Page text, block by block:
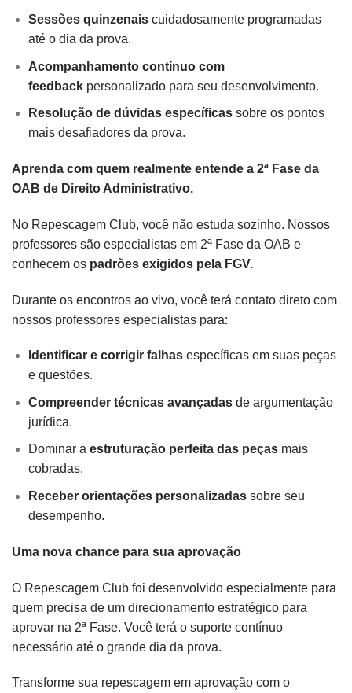
Sessões quinzenaiscuidadosamente programadas
até o dia da prova.
Acompanhamento contínuo com
feedbackpersonalizado para seu desenvolvimento.
Resolução de dúvidas específicassobre os pontos
mais desafiadores da prova.
Aprenda com quem realmente entende a 2ª Fase da
OAB de Direito Administrativo.
No Repescagem Club, você não estuda sozinho. Nossos
professores são especialistas em 2ª Fase da OAB e
conhecem os padrões exigidos pela FGV.
Durante os encontros ao vivo, você terá contato direto com
nossos professores especialistas para:
Identificar e corrigir falhasespecíficas em suas peças
e questões.
Compreender técnicas avançadasde argumentação
jurídica.
Dominar a estruturação perfeita das peças mais
cobradas.
Receber orientações personalizadassobre seu
desempenho.
Uma nova chance para sua aprovação
O Repescagem Club foi desenvolvido especialmente para
quem precisa de um direcionamento estratégico para
aprovar na 2ª Fase. Você terá o suporte contínuo
necessário até o grande dia da prova.
Transforme sua repescagem em aprovação com o